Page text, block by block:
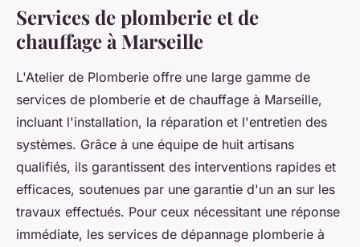
Services de plomberie et de
chauffage à Marseille
L'Atelier de Plomberie offre une large gamme de
services de plomberie et de chauffage à Marseille,
incluant l'installation, la réparation et l'entretien des
systèmes. Grâce à une équipe de huit artisans
qualifiés, ils garantissent des interventions rapides et
efficaces, soutenues par une garantie d'un an sur les
travaux effectués. Pour ceux nécessitant une réponse
immédiate, les services de dépannage plomberie à